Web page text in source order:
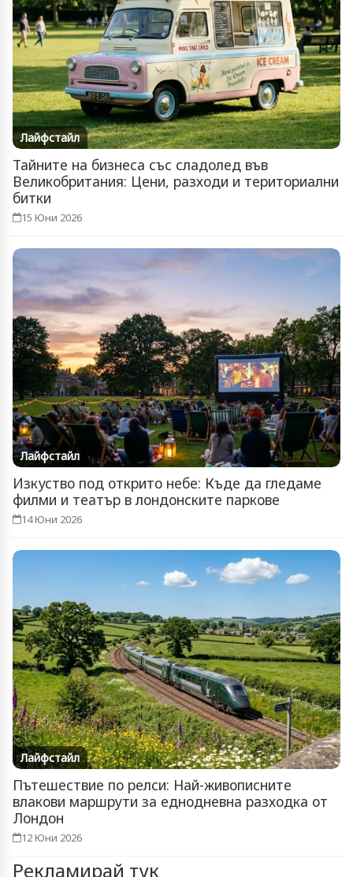
Лайфстайл
Тайните на бизнеса със сладолед във
Великобритания: Цени, разходи и териториални
битки
15 Юни 2026
Лайфстайл
Изкуство под открито небе: Къде да гледаме
филми и театър в лондонските паркове
14 Юни 2026
Лайфстайл
Пътешествие по релси: Най-живописните
влакови маршрути за еднодневна разходка от
Лондон
12 Юни 2026
Рекламирай тук